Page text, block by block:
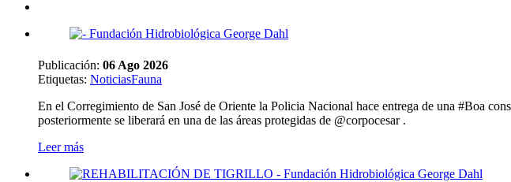
Publicación: 06 Ago 2026
Etiquetas: NoticiasFauna
En el Corregimiento de San José de Oriente la Policia Nacional hace entrega de una #Boa
posteriormente se liberará en una de las áreas protegidas de @corpocesar .
Leer más